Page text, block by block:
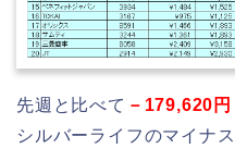
先週と比べて －179,620
シルバーライフのマイナス